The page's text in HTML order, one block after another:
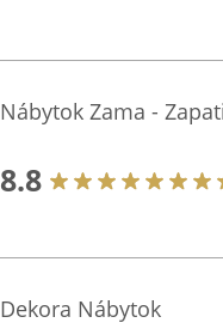
Nábytok Zama -
8.8
Dekora Nábytok